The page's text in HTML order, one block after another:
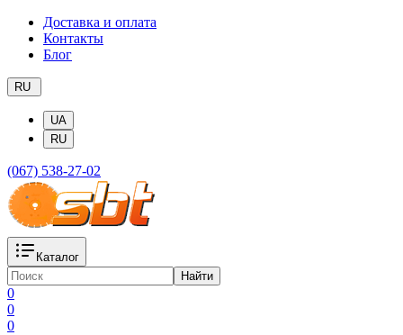
Доставка и оплата
Контакты
Блог
RU
UA
RU
(067) 538-27-02
Каталог
Найти
0
0
0